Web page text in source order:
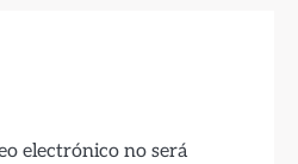
electrónico no será